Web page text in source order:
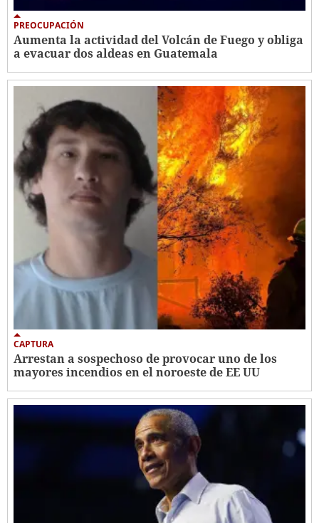
PREOCUPACIÓN
Aumenta la actividad del Volcán de Fuego y obliga
a evacuar dos aldeas en Guatemala
CAPTURA
Arrestan a sospechoso de provocar uno de los
mayores incendios en el noroeste de EE UU